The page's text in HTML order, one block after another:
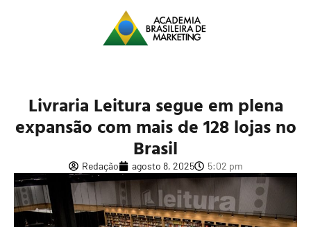
Livraria Leitura segue em plena
expansão com mais de 128 lojas no
Brasil
Redação agosto 8, 2025 5:02 pm